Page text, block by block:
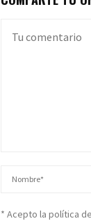
* Acepto la política